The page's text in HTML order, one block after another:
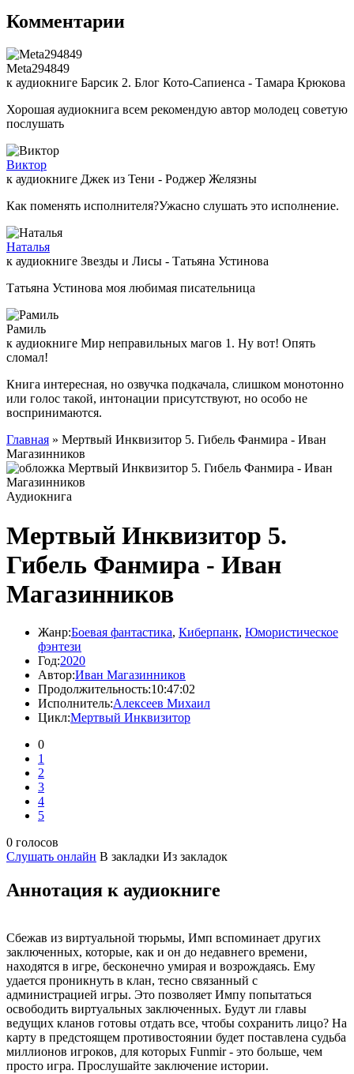
Комментарии
Meta294849
к аудиокниге Барсик 2. Блог Кото-Сапиенса - Тамара Крюкова
Хорошая аудиокнига всем рекомендую автор молодец советую
послушать
Виктор
к аудиокниге Джек из Тени - Роджер Желязны
Как поменять исполнителя?Ужасно слушать это исполнение.
Наталья
к аудиокниге Звезды и Лисы - Татьяна Устинова
Татьяна Устинова моя любимая писательница
Рамиль
к аудиокниге Мир неправильных магов 1. Ну вот! Опять
сломал!
Книга интересная, но озвучка подкачала, слишком монотонно
или голос такой, интонации присутствуют, но особо не
воспринимаются.
Главная » Мертвый Инквизитор 5. Гибель Фанмира - Иван
Магазинников
Аудиокнига
Мертвый Инквизитор 5.
Гибель Фанмира - Иван
Магазинников
Жанр:Боевая фантастика, Киберпанк, Юмористическое
фэнтези
Год:2020
Автор:Иван Магазинников
Продолжительность:10:47:02
Исполнитель:Алексеев Михаил
Цикл:Мертвый Инквизитор
0
1
2
3
4
5
0 голосов
Слушать онлайн В закладки Из закладок
Аннотация к аудиокниге
Сбежав из виртуальной тюрьмы, Имп вспоминает других
заключенных, которые, как и он до недавнего времени,
находятся в игре, бесконечно умирая и возрождаясь. Ему
удается проникнуть в клан, тесно связанный с
администрацией игры. Это позволяет Импу попытаться
освободить виртуальных заключенных. Будут ли главы
ведущих кланов готовы отдать все, чтобы сохранить лицо? На
карту в предстоящем противостоянии будет поставлена судьба
миллионов игроков, для которых Funmir - это больше, чем
просто игра. Прослушайте заключение истории.